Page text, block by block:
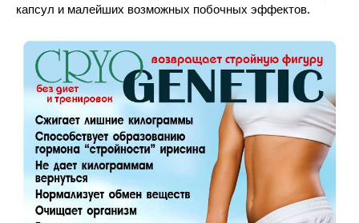
капсул и малейших возможных побочных эффектов.